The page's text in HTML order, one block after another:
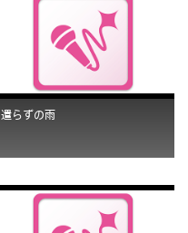
遣らずの雨